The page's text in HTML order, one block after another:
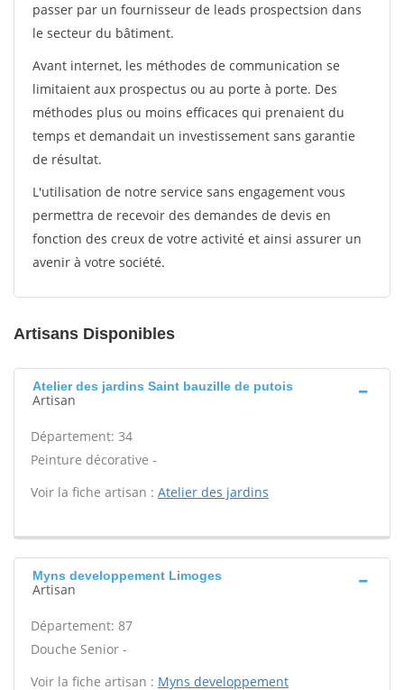
passer par un fournisseur de leads prospectsion dans
le secteur du bâtiment.
Avant internet, les méthodes de communication se
limitaient aux prospectus ou au porte à porte. Des
méthodes plus ou moins efficaces qui prenaient du
temps et demandait un investissement sans garantie
de résultat.
L'utilisation de notre service sans engagement vous
permettra de recevoir des demandes de devis en
fonction des creux de votre activité et ainsi assurer un
avenir à votre société.
Artisans Disponibles
Atelier des jardins Saint bauzille de putois
Artisan
Département: 34
Peinture décorative -
Voir la fiche artisan : Atelier des jardins
Myns developpement Limoges
Artisan
Département: 87
Douche Senior -
Voir la fiche artisan : Myns developpement